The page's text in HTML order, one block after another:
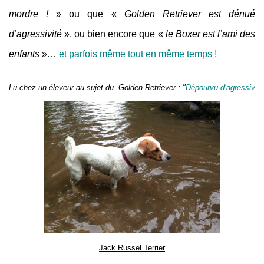
mordre !» ou que « Golden Retriever est dénué
d’agressivité », ou bien encore que « le Boxerest l’ami des
enfants »… et parfois même tout en même temps !
Lu chez un éleveur au sujet du  Golden Retriever : "Dépourvu d’agressivité
Jack Russel Terrier